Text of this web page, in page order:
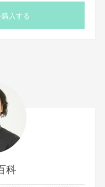
科
ジ機能にて、ギガファ
入する